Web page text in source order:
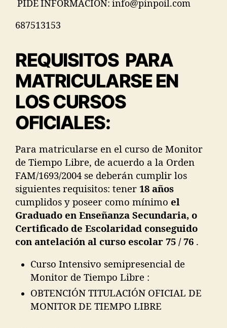
PIDE INFORMACION: info@pinpoil.com
687513153
REQUISITOS PARA
MATRICULARSE EN
LOS CURSOS
OFICIALES:
Para matricularse en el curso de Monitor
de Tiempo Libre, de acuerdo a la Orden
FAM/1693/2004 se deberán cumplir los
siguientes requisitos: tener 18 años
cumplidos y poseer como mínimo el
Graduado en Enseñanza Secundaria, o
Certificado de Escolaridad conseguido
con antelación al curso escolar 75 / 76 .
Curso Intensivo semipresencial de
Monitor de Tiempo Libre :
OBTENCIÓN TITULACIÓN OFICIAL DE
MONITOR DE TIEMPO LIBRE